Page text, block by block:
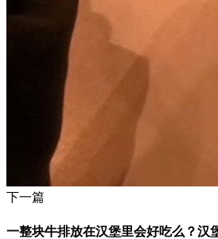
下一篇
一整块牛排放在汉堡里会好吃么？汉